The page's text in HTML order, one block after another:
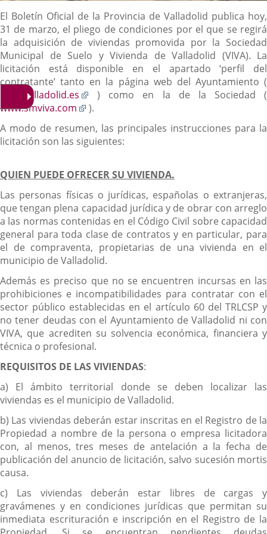
Descripción
El Boletín Oficial de la Provincia de Valladolid publica hoy,
31 de marzo, el pliego de condiciones por el que se regirá
la adquisición de viviendas promovida por la Sociedad
Municipal de Suelo y Vivienda de Valladolid (VIVA). La
licitación está disponible en el apartado ‘perfil del
contratante’ tanto en la página web del Ayuntamiento (
www.valladolid.es
Enlace
a
aplicación
externa.
) como en la de la Sociedad (
www.smviva.com
Enlace
una
aplicación
).
A modo de resumen, las principales instrucciones para la
licitación son las siguientes:
QUIEN PUEDE OFRECER SU VIVIENDA.
Las personas físicas o jurídicas, españolas o extranjeras,
que tengan plena capacidad jurídica y de obrar con arreglo
a las normas contenidas en el Código Civil sobre capacidad
general para toda clase de contratos y en particular, para
el de compraventa, propietarias de una vivienda en el
municipio de Valladolid.
Además es preciso que no se encuentren incursas en las
prohibiciones e incompatibilidades para contratar con el
sector público establecidas en el artículo 60 del TRLCSP y
no tener deudas con el Ayuntamiento de Valladolid ni con
VIVA, que acrediten su solvencia económica, financiera y
técnica o profesional.
REQUISITOS DE LAS VIVIENDAS:
a) El ámbito territorial donde se deben localizar las
viviendas es el municipio de Valladolid.
b) Las viviendas deberán estar inscritas en el Registro de la
Propiedad a nombre de la persona o empresa licitadora
con, al menos, tres meses de antelación a la fecha de
publicación del anuncio de licitación, salvo sucesión mortis
causa.
c) Las viviendas deberán estar libres de cargas y
gravámenes y en condiciones jurídicas que permitan su
inmediata escrituración e inscripción en el Registro de la